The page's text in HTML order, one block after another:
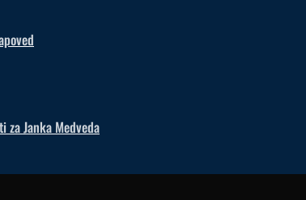
Janka Medveda